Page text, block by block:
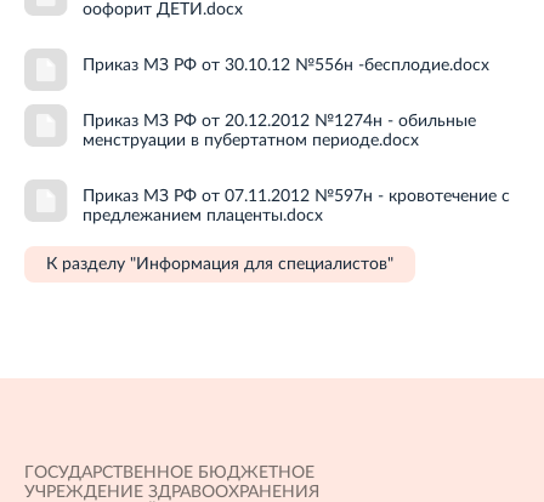
оофорит ДЕТИ.docx
Приказ МЗ РФ от 30.10.12 №556н -бесплодие.docx
Приказ МЗ РФ от 20.12.2012 №1274н - обильные
менструации в пубертатном периоде.docx
Приказ МЗ РФ от 07.11.2012 №597н - кровотечение с
предлежанием плаценты.docx
К разделу "Информация для специалистов"
ГОСУДАРСТВЕННОЕ БЮДЖЕТНОЕ
УЧРЕЖДЕНИЕ ЗДРАВООХРАНЕНИЯ